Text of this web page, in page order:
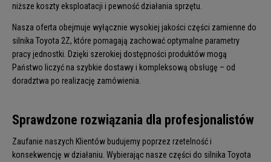
niższe koszty eksploatacji i pewność działania sprzętu.
Nasza oferta obejmuje wyłącznie wysokiej jakości części zamienne do
silnika Toyota 2Z, które pomagają zachować optymalne parametry
pracy jednostki. Dzięki szerokiej dostępności produktów mogą
Państwo liczyć na szybkie dostawy i kompleksową obsługę – od
doradztwa po realizację zamówienia.
Sprawdzone rozwiązania dla profesjonalistów
Zaufanie naszych Klientów budujemy poprzez rzetelność i
konsekwencję w działaniu. Wybierając nasze części do silnika Toyota